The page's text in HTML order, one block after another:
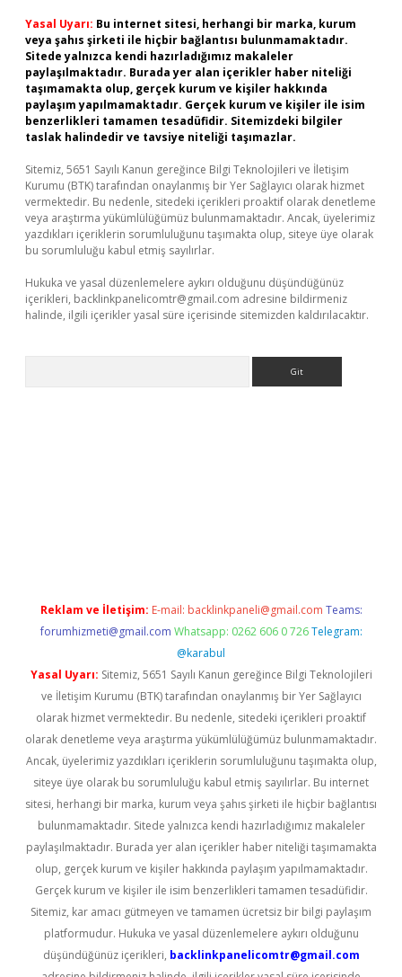
Yasal Uyarı: Bu internet sitesi, herhangi bir marka, kurum
veya şahıs şirketi ile hiçbir bağlantısı bulunmamaktadır.
Sitede yalnızca kendi hazırladığımız makaleler
paylaşılmaktadır. Burada yer alan içerikler haber niteliği
taşımamakta olup, gerçek kurum ve kişiler hakkında
paylaşım yapılmamaktadır. Gerçek kurum ve kişiler ile isim
benzerlikleri tamamen tesadüfidir. Sitemizdeki bilgiler
taslak halindedir ve tavsiye niteliği taşımazlar.
Sitemiz, 5651 Sayılı Kanun gereğince Bilgi Teknolojileri ve İletişim
Kurumu (BTK) tarafından onaylanmış bir Yer Sağlayıcı olarak hizmet
vermektedir. Bu nedenle, sitedeki içerikleri proaktif olarak denetleme
veya araştırma yükümlülüğümüz bulunmamaktadır. Ancak, üyelerimiz
yazdıkları içeriklerin sorumluluğunu taşımakta olup, siteye üye olarak
bu sorumluluğu kabul etmiş sayılırlar.
Hukuka ve yasal düzenlemelere aykırı olduğunu düşündüğünüz
içerikleri, backlinkpanelicomtr@gmail.com adresine bildirmeniz
halinde, ilgili içerikler yasal süre içerisinde sitemizden kaldırılacaktır.
Reklam ve İletişim: E-mail: backlinkpaneli@gmail.com Teams:
forumhizmeti@gmail.com Whatsapp: 0262 606 0 726 Telegram:
@karabul
Yasal Uyarı: Sitemiz, 5651 Sayılı Kanun gereğince Bilgi Teknolojileri
ve İletişim Kurumu (BTK) tarafından onaylanmış bir Yer Sağlayıcı
olarak hizmet vermektedir. Bu nedenle, sitedeki içerikleri proaktif
olarak denetleme veya araştırma yükümlülüğümüz bulunmamaktadır.
Ancak, üyelerimiz yazdıkları içeriklerin sorumluluğunu taşımakta olup,
siteye üye olarak bu sorumluluğu kabul etmiş sayılırlar. Bu internet
sitesi, herhangi bir marka, kurum veya şahıs şirketi ile hiçbir bağlantısı
bulunmamaktadır. Sitede yalnızca kendi hazırladığımız makaleler
paylaşılmaktadır. Burada yer alan içerikler haber niteliği taşımamakta
olup, gerçek kurum ve kişiler hakkında paylaşım yapılmamaktadır.
Gerçek kurum ve kişiler ile isim benzerlikleri tamamen tesadüfidir.
Sitemiz, kar amacı gütmeyen ve tamamen ücretsiz bir bilgi paylaşım
platformudur. Hukuka ve yasal düzenlemelere aykırı olduğunu
düşündüğünüz içerikleri, backlinkpanelicomtr@gmail.com